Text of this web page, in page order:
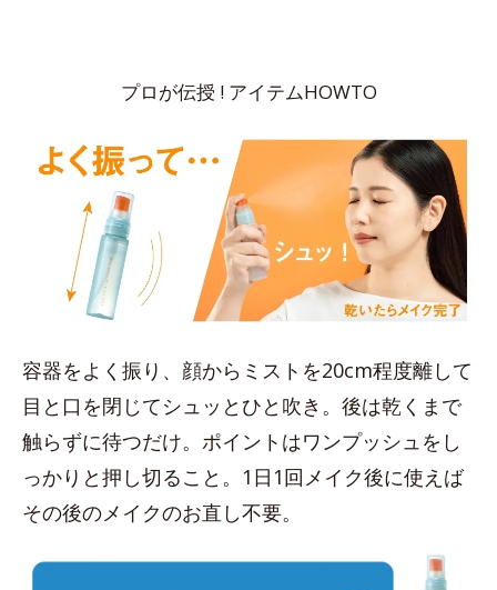
プロが伝授 ! アイテムHOWTO
容器をよく振り、顔からミストを20cm程度離して
目と口を閉じてシュッとひと吹き。後は乾くまで
触らずに待つだけ。ポイントはワンプッシュをし
っかりと押し切ること。1日1回メイク後に使えば
その後のメイクのお直し不要。